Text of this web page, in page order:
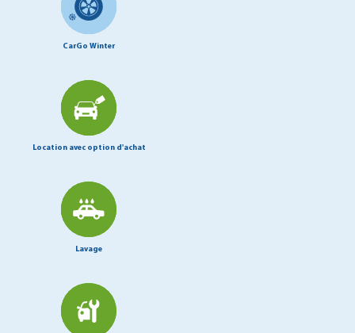
CarGo Winter
Location avec option d'achat
Lavage